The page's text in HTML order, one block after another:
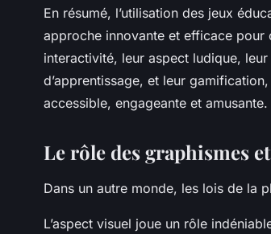
En résumé, l’utilisation des jeux
approche innovante et efficace
interactivité, leur aspect ludique,
d’apprentissage, et leur
accessible, engageante et amusante.
Le rôle des graphismes
Dans un autre monde, les lois de la
L’aspect visuel joue un rôle